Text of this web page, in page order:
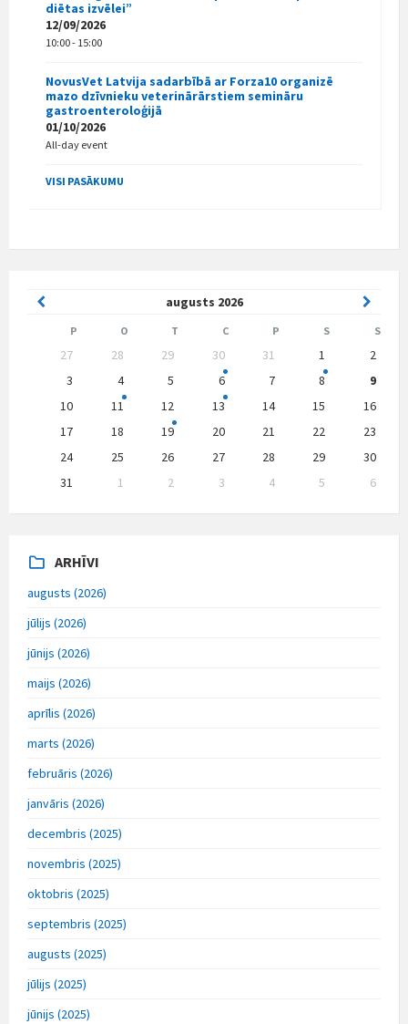
diētas izvēlei”
12/09/2026
10:00 - 15:00
NovusVet Latvija sadarbībā ar Forza10 organizē
mazo dzīvnieku veterinārārstiem semināru
gastroenteroloģijā
01/10/2026
All-day event
VISI PASĀKUMU
augusts 2026
Previous
Month
Month
P O T C P S S
calendar
27 28 29 30 31 1
2
3
4 5 6 7 8
9
10
11 12 13 14 15
16
17
18 19 20 21 22
23
24
25 26 27 28 29
30
31
1 2 3 4 5
6
to
ARHĪVI
augusts (2026)
jūlijs (2026)
jūnijs (2026)
maijs (2026)
aprīlis (2026)
marts (2026)
februāris (2026)
janvāris (2026)
decembris (2025)
novembris (2025)
oktobris (2025)
septembris (2025)
augusts (2025)
jūlijs (2025)
jūnijs (2025)